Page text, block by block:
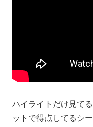
ハイライトだけ見て
ットで得点してるシ